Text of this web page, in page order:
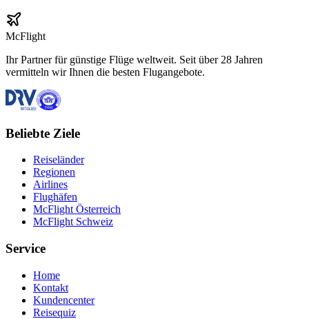
McFlight
Ihr Partner für günstige Flüge weltweit. Seit über 28 Jahren
vermitteln wir Ihnen die besten Flugangebote.
Beliebte Ziele
Reiseländer
Regionen
Airlines
Flughäfen
McFlight Österreich
McFlight Schweiz
Service
Home
Kontakt
Kundencenter
Reisequiz